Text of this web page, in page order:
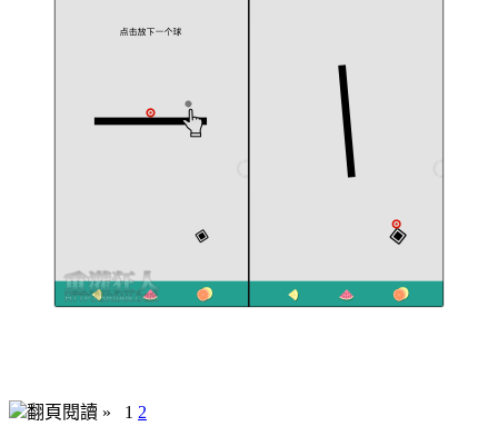
翻頁閱讀 » 1 2